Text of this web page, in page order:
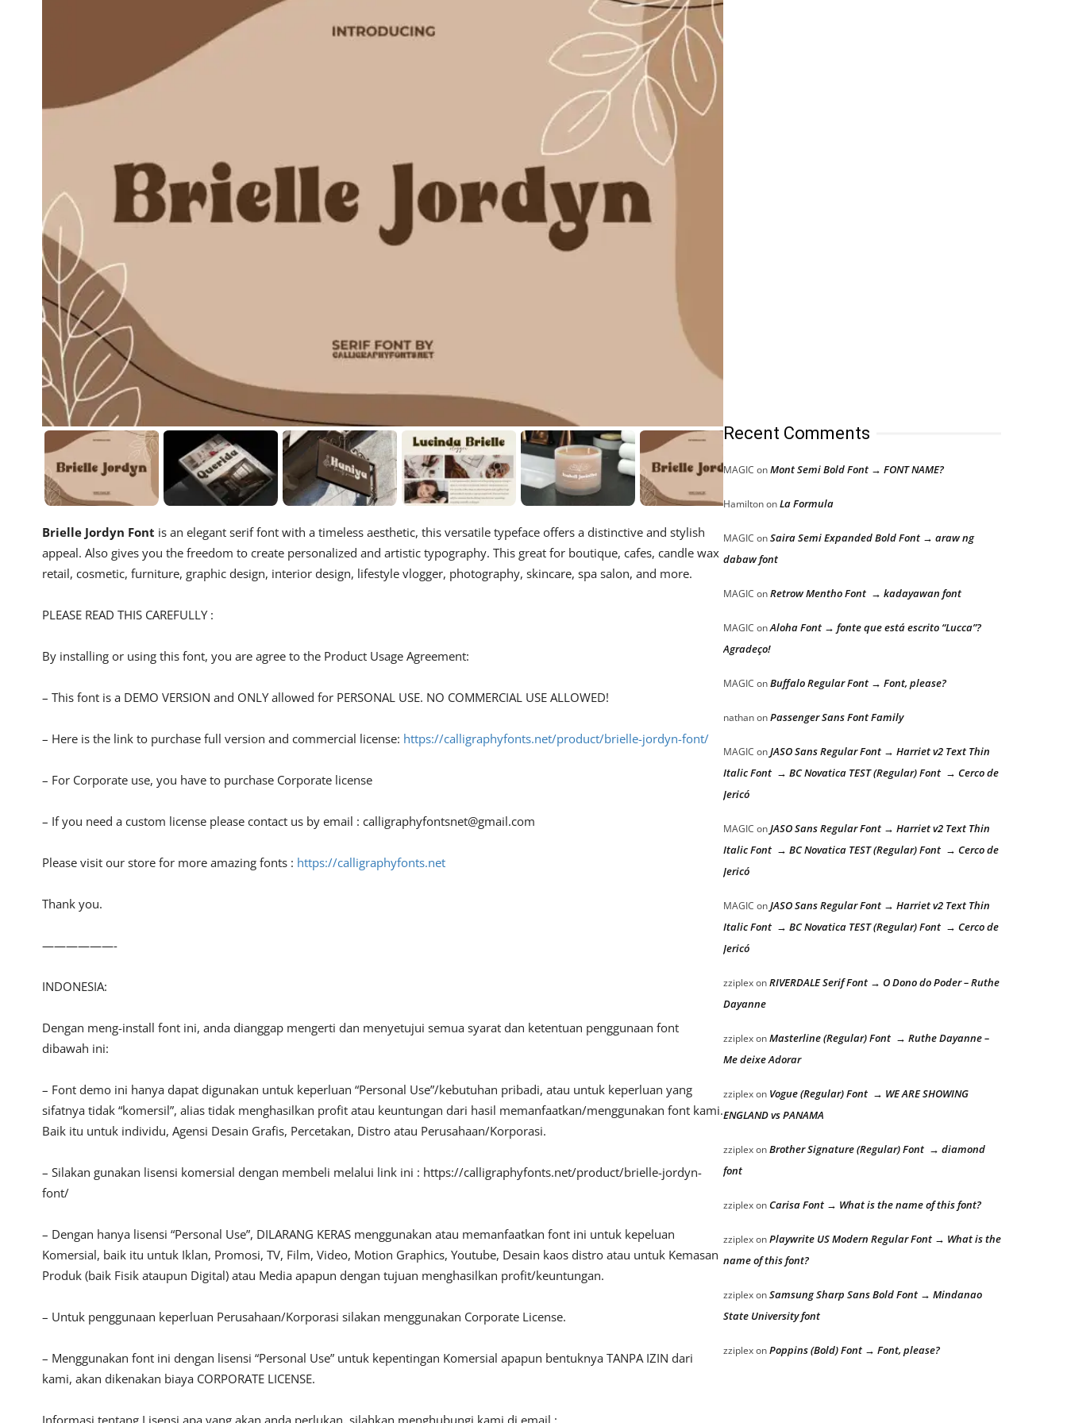
Brielle Jordyn Font is an elegant serif font with a timeless aesthetic, this versatile typeface offers a distinctive and stylish
appeal. Also gives you the freedom to create personalized and artistic typography. This great for boutique, cafes, candle wax
retail, cosmetic, furniture, graphic design, interior design, lifestyle vlogger, photography, skincare, spa salon, and more.
PLEASE READ THIS CAREFULLY :
By installing or using this font, you are agree to the Product Usage Agreement:
– This font is a DEMO VERSION and ONLY allowed for PERSONAL USE. NO COMMERCIAL USE ALLOWED!
– Here is the link to purchase full version and commercial license: https://calligraphyfonts.net/product/brielle-jordyn-font/
– For Corporate use, you have to purchase Corporate license
– If you need a custom license please contact us by email : calligraphyfontsnet@gmail.com
Please visit our store for more amazing fonts : https://calligraphyfonts.net
Thank you.
——————-
INDONESIA:
Dengan meng-install font ini, anda dianggap mengerti dan menyetujui semua syarat dan ketentuan penggunaan font
dibawah ini:
– Font demo ini hanya dapat digunakan untuk keperluan “Personal Use”/kebutuhan pribadi, atau untuk keperluan yang
sifatnya tidak “komersil”, alias tidak menghasilkan profit atau keuntungan dari hasil memanfaatkan/menggunakan font kami.
Baik itu untuk individu, Agensi Desain Grafis, Percetakan, Distro atau Perusahaan/Korporasi.
– Silakan gunakan lisensi komersial dengan membeli melalui link ini : https://calligraphyfonts.net/product/brielle-jordyn-
font/
– Dengan hanya lisensi “Personal Use”, DILARANG KERAS menggunakan atau memanfaatkan font ini untuk kepeluan
Komersial, baik itu untuk Iklan, Promosi, TV, Film, Video, Motion Graphics, Youtube, Desain kaos distro atau untuk Kemasan
Produk (baik Fisik ataupun Digital) atau Media apapun dengan tujuan menghasilkan profit/keuntungan.
– Untuk penggunaan keperluan Perusahaan/Korporasi silakan menggunakan Corporate License.
– Menggunakan font ini dengan lisensi “Personal Use” untuk kepentingan Komersial apapun bentuknya TANPA IZIN dari
kami, akan dikenakan biaya CORPORATE LICENSE.
Recent Comments
MAGIC onMont Semi Bold Font → FONT NAME?
HamiltononLa Formula
MAGIC onSaira Semi Expanded Bold Font → araw ng
dabaw font
MAGIC onRetrow Mentho Font → kadayawan font
MAGIC onAloha Font → fonte que está escrito “Lucca”?
Agradeço!
MAGIC onBuffalo Regular Font → Font, please?
nathanonPassenger Sans Font Family
MAGIC onJASO Sans Regular Font → Harriet v2 Text Thin
Italic Font → BC Novatica TEST (Regular) Font → Cerco de
Jericó
MAGIC onJASO Sans Regular Font → Harriet v2 Text Thin
Italic Font → BC Novatica TEST (Regular) Font → Cerco de
Jericó
MAGIC onJASO Sans Regular Font → Harriet v2 Text Thin
Italic Font → BC Novatica TEST (Regular) Font → Cerco de
Jericó
zziplexonRIVERDALE Serif Font → O Dono do Poder – Ruthe
Dayanne
zziplexonMasterline (Regular) Font → Ruthe Dayanne –
Me deixe Adorar
zziplexon Vogue (Regular) Font → WE ARE SHOWING
ENGLAND vs PANAMA
zziplexonBrother Signature (Regular) Font → diamond
font
zziplexonCarisa Font → What is the name of this font?
zziplexonPlaywrite US Modern Regular Font → What is the
name of this font?
zziplexonSamsung Sharp Sans Bold Font → Mindanao
State University font
zziplexonPoppins (Bold) Font → Font, please?